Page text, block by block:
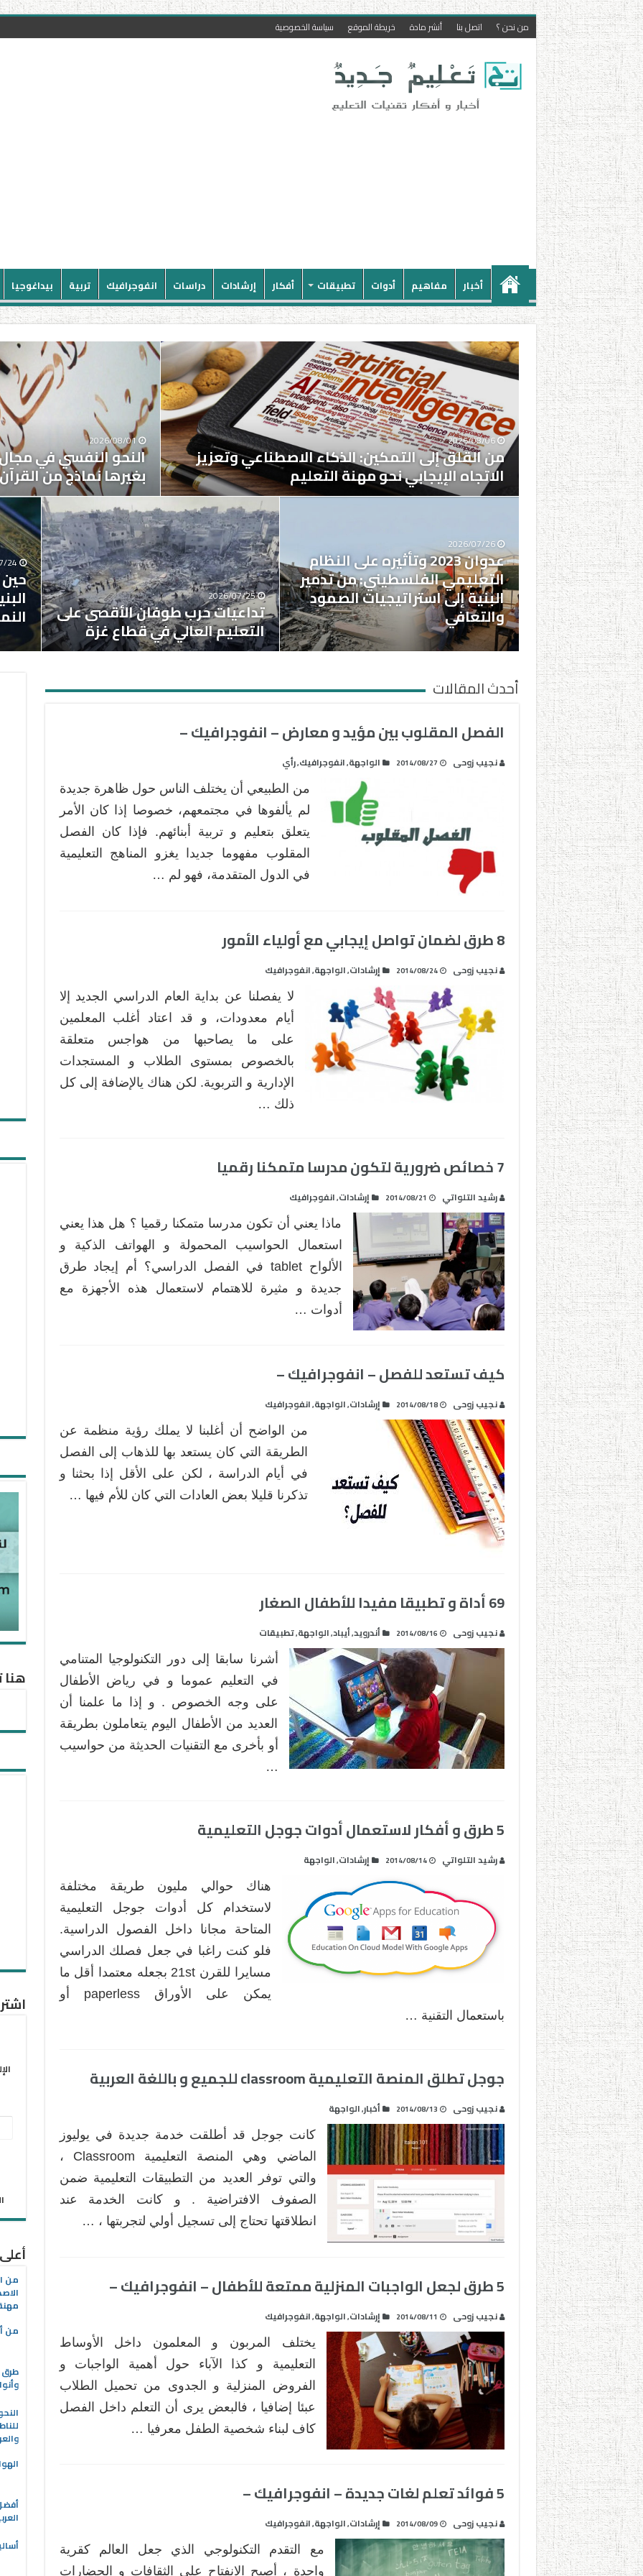
من نحن ؟ اتصل بنا أنشر مادة خريطة الموقع سياسة الخصوصية
أخبار مفاهيم أدوات تطبيقات أفكار إرشادات دراسات انفوجرافيك تربية بيداغوجيا
2026/08/06
من القلق إلى التمكين: الذكاء الاصطناعي وتعزيز
الاتجاه الإيجابي نحو مهنة التعليم
2026/08/01
النحو النفسي في
بغيرها نماذج من
2026/07/26
عدوان 2023 وتأثيره على النظام
التعليمي الفلسطيني: من تدمير
البنية إلى استراتيجيات الصمود
والتعافي
2026/07/25
تداعيات حرب طوفان الأقصى على
التعليم العالي في قطاع غزة
24
أحدث المقالات
الفصل المقلوب بين مؤيد و معارض – انفوجرافيك –
نجيب زوحى 2014/08/27 الواجهة,انفوجرافيك,رأي
من الطبيعي أن يختلف الناس حول ظاهرة جديدة
لم يألفوها في مجتمعهم، خصوصا إذا كان الأمر
يتعلق بتعليم و تربية أبنائهم. فإذا كان الفصل
المقلوب مفهوما جديدا يغزو المناهج التعليمية
في الدول المتقدمة، فهو لم …
8 طرق لضمان تواصل إيجابي مع أولياء الأمور
نجيب زوحى 2014/08/24 إرشادات,الواجهة,انفوجرافيك
لا يفصلنا عن بداية العام الدراسي الجديد إلا
أيام معدودات، و قد اعتاد أغلب المعلمين
على ما يصاحبها من هواجس متعلقة
بالخصوص بمستوى الطلاب و المستجدات
الإدارية و التربوية. لكن هناك يالإضافة إلى كل
ذلك …
7 خصائص ضرورية لتكون مدرسا متمكنا رقميا
رشيد التلواتي 2014/08/21 إرشادات,انفوجرافيك
ماذا يعني أن تكون مدرسا متمكنا رقميا ؟ هل هذا يعني
استعمال الحواسيب المحمولة و الهواتف الذكية و
الألواح tablet في الفصل الدراسي؟ أم إيجاد طرق
جديدة و مثيرة للاهتمام لاستعمال هذه الأجهزة مع
أدوات …
كيف تستعد للفصل – انفوجرافيك –
نجيب زوحى 2014/08/18 إرشادات,الواجهة,انفوجرافيك
من الواضح أن أغلبنا لا يملك رؤية منظمة عن
الطريقة التي كان يستعد بها للذهاب إلى الفصل
في أيام الدراسة ، لكن على الأقل إذا بحثنا و
تذكرنا قليلا بعض العادات التي كان للأم فيها …
69 أداة و تطبيقا مفيدا للأطفال الصغار
نجيب زوحى 2014/08/16 أندرويد,أيباد,الواجهة,تطبيقات
أشرنا سابقا إلى دور التكنولوجيا المتنامي
في التعليم عموما و في رياض الأطفال
على وجه الخصوص . و إذا ما علمنا أن
العديد من الأطفال اليوم يتعاملون بطريقة
أو بأخرى مع التقنيات الحديثة من حواسيب
…
5 طرق و أفكار لاستعمال أدوات جوجل التعليمية
رشيد التلواتي 2014/08/14 إرشادات,الواجهة
هناك حوالي مليون طريقة مختلفة
لاستخدام كل أدوات جوجل التعليمية
المتاحة مجانا داخل الفصول الدراسية.
فلو كنت راغبا في جعل فصلك الدراسي
مسايرا للقرن 21st بجعله معتمدا أقل ما
يمكن على الأوراق paperless أو
باستعمال التقنية …
جوجل تطلق المنصة التعليمية classroom للجميع و باللغة العربية
نجيب زوحى 2014/08/13 أخبار,الواجهة
كانت جوجل قد أطلقت خدمة جديدة في يوليوز
الماضي وهي المنصة التعليمية Classroom ،
والتي توفر العديد من التطبيقات التعليمية ضمن
الصفوف الافتراضية . و كانت الخدمة عند
انطلاقتها تحتاج إلى تسجيل أولي لتجربتها ، …
5 طرق لجعل الواجبات المنزلية ممتعة للأطفال – انفوجرافيك –
نجيب زوحى 2014/08/11 إرشادات,الواجهة,انفوجرافيك
يختلف المربون و المعلمون داخل الأوساط
التعليمية و كذا الآباء حول أهمية الواجبات و
الفروض المنزلية و الجدوى من تحميل الطلاب
عبئا إضافيا ، فالبعض يرى أن التعلم داخل الفصل
كاف لبناء شخصية الطفل معرفيا …
5 فوائد تعلم لغات جديدة – انفوجرافيك –
نجيب زوحى 2014/08/09 إرشادات,الواجهة,انفوجرافيك
مع التقدم التكنولوجي الذي جعل العالم كقرية
واحدة ، أصبح الانفتاح على الثقافات و الحضارات
هنا
من
من
طرق